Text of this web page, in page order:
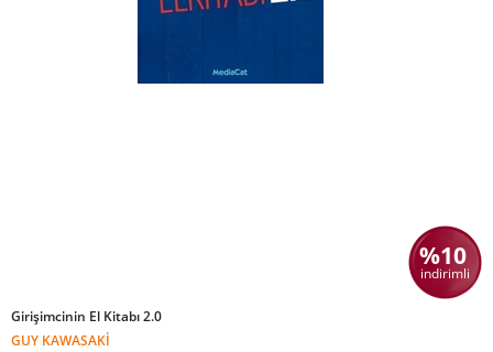
%10
indirimli
Girişimcinin El Kitabı 2.0
GUY KAWASAKI